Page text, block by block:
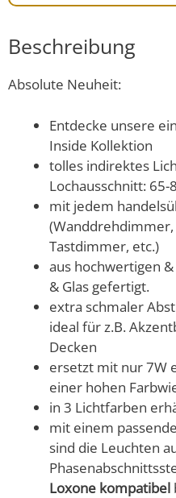
Beschreibung
Absolute Neuheit:
Entdecke unsere
Inside Kollektion
tolles indirektes
Lochausschnitt:
mit jedem
Tastdimmer, etc.)
aus hochwertigen
& Glas gefertigt.
extra schmaler
ideal für z.B.
Decken
ersetzt mit nur 7W
einer hohen
in 3 Lichtfarben
mit einem
sind die Leuchten
Loxone kompatibel